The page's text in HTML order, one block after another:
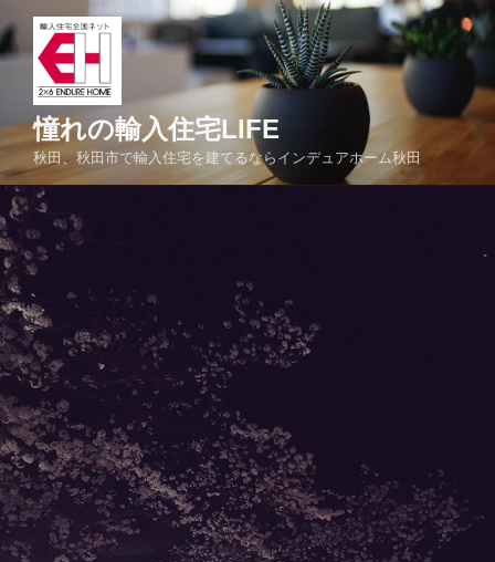
ン
テ
へ
ス
キ
ッ
プ
憧れの輸入住宅LIFE
秋田、秋田市で輸入住宅を建てるならインデュアホーム秋田